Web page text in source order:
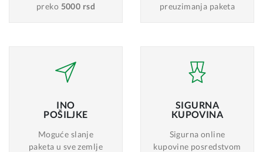
preko 5000 rsd
preuzimanja paketa
INO
POŠILJKE
Moguće slanje
paketa u sve zemlje
SIGURNA
KUPOVINA
Sigurna online
kupovine posredstvom